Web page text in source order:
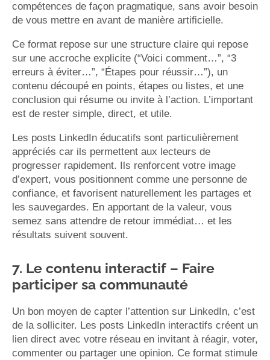
compétences de façon pragmatique, sans avoir besoin
de vous mettre en avant de manière artificielle.
Ce format repose sur une structure claire qui repose
sur une accroche explicite (“Voici comment…”, “3
erreurs à éviter…”, “Étapes pour réussir…”), un
contenu découpé en points, étapes ou listes, et une
conclusion qui résume ou invite à l’action. L’important
est de rester simple, direct, et utile.
Les posts LinkedIn éducatifs sont particulièrement
appréciés car ils permettent aux lecteurs de
progresser rapidement. Ils renforcent votre image
d’expert, vous positionnent comme une personne de
confiance, et favorisent naturellement les partages et
les sauvegardes. En apportant de la valeur, vous
semez sans attendre de retour immédiat… et les
résultats suivent souvent.
7. Le contenu interactif – Faire
participer sa communauté
Un bon moyen de capter l’attention sur LinkedIn, c’est
de la solliciter. Les posts LinkedIn interactifs créent un
lien direct avec votre réseau en invitant à réagir, voter,
commenter ou partager une opinion. Ce format stimule